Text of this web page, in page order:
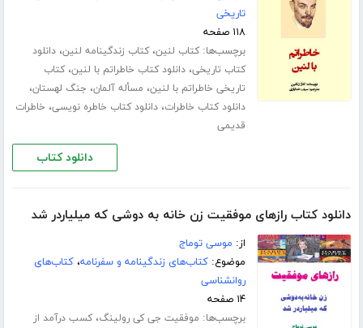
تاریخی
۱۱۸ صفحه
برچسب‌ها:کتاب لنین،کتاب زندگینامه لنین،دانلود
کتاب تاریخی،دانلود کتاب خاطراتم با لنین،کتاب
تاریخی خاطراتم با لنین، مسأله آلمان، جنگ لهستان،
دانلود کتاب خاطرات،دانلود کتاب خاطره نویسی، خاطرات
قدیمی
دانلود کتاب
دانلود کتاب رازهای موفقیت زن خانه به دوشی که میلیاردر شد
از: موسی توماج
موضوع:کتاب‌های زندگینامه و سفرنامه،کتاب‌های
روانشناسی
۱۴ صفحه
برچسب‌ها: موفقیت جی کی رولینگ،کسب درآمد از